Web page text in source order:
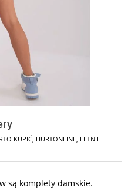
KUPIĆ, HURTONLINE, LETNIE
są komplety damskie.